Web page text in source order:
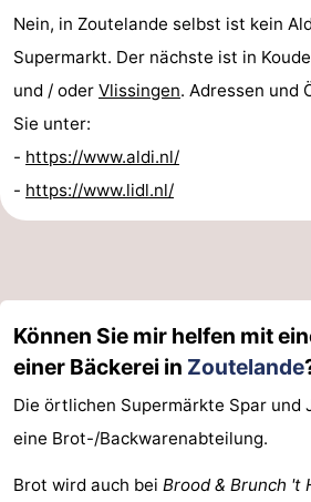
Nein, in Zoutelande selbst ist kein
Supermarkt. Der nächste ist in
und / oder Vlissingen. Adressen und
Sie unter:
- https://www.aldi.nl/
- https://www.lidl.nl/
Können Sie mir helfen mit
einer Bäckerei in Zoutelande
Die örtlichen Supermärkte Spar und
eine Brot-/Backwarenabteilung.
Brot wird auch bei Brood & Brunch 't